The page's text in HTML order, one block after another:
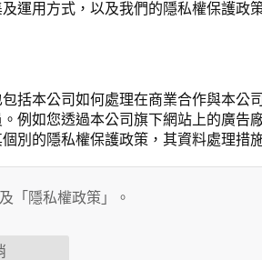
運用方式，以及我們的隱私權保護政
括本公司如何處理在商業合作與本公
例如您透過本公司旗下網站上的廣告
別的隱私權保護政策，其資料處理措
用於本公司隱私權保護政策。
「隱私權政策」。